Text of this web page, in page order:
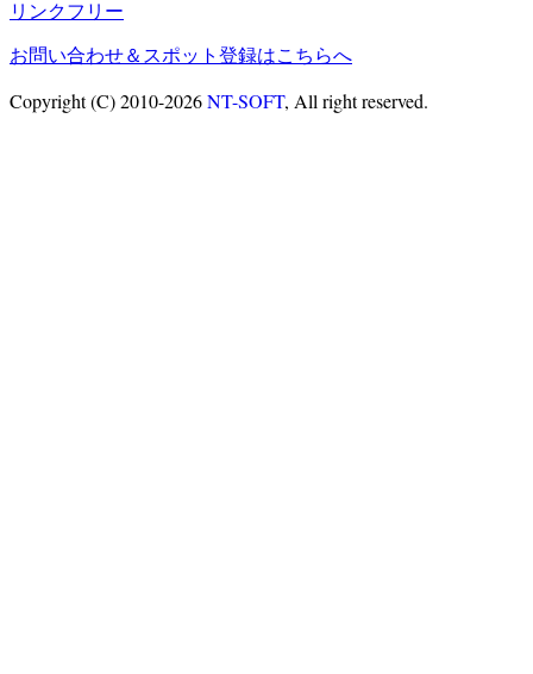
リンクフリー
お問い合わせ＆スポット登録はこちらへ
Copyright (C) 2010-2026NT-SOFT, All right reserved.